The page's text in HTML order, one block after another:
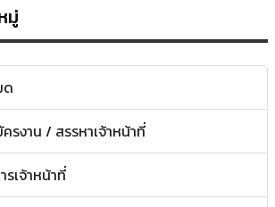
มู่
ด
รงาน / สรรหาเจ้าหน้าที่
รเจ้าหน้าที่